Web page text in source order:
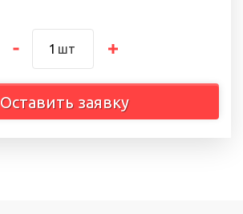
шт
Оставить заявку